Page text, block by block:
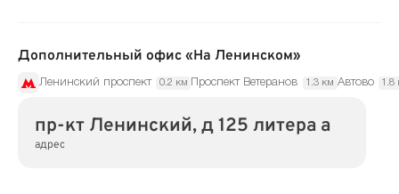
Дополнительный офис «На Ленинском»
Ленинский проспект 0.2 км Проспект Ветеранов 1.3 км Автово 1.8
пр-кт Ленинский, д 125 литера а
адрес